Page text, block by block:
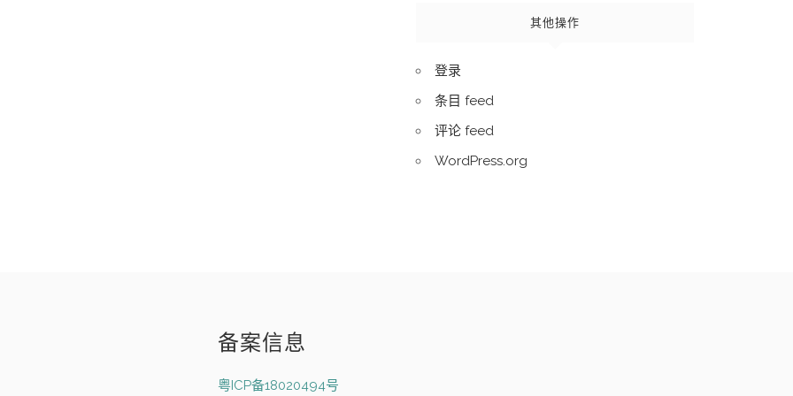
其他操作
登录
条目 feed
评论 feed
WordPress.org
备案信息
粤ICP备18020494号